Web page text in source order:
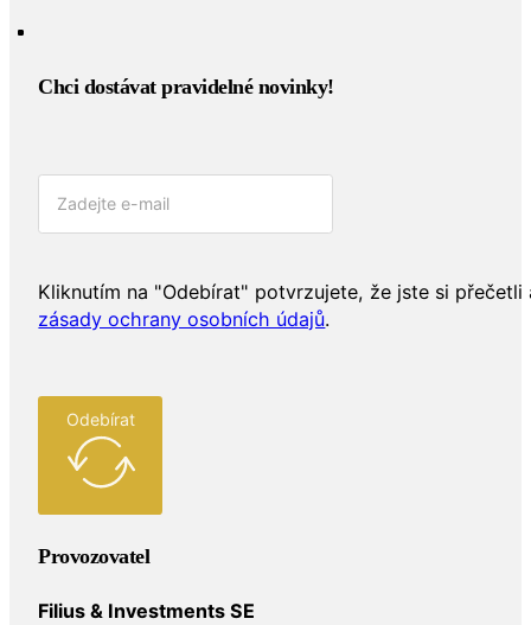
Chci dostávat pravidelné novinky!​
Kliknutím na "Odebírat" potvrzujete, že jste si přečetli
zásady ochrany osobních údajů.
Odebírat
Provozovatel
Filius & Investments SE